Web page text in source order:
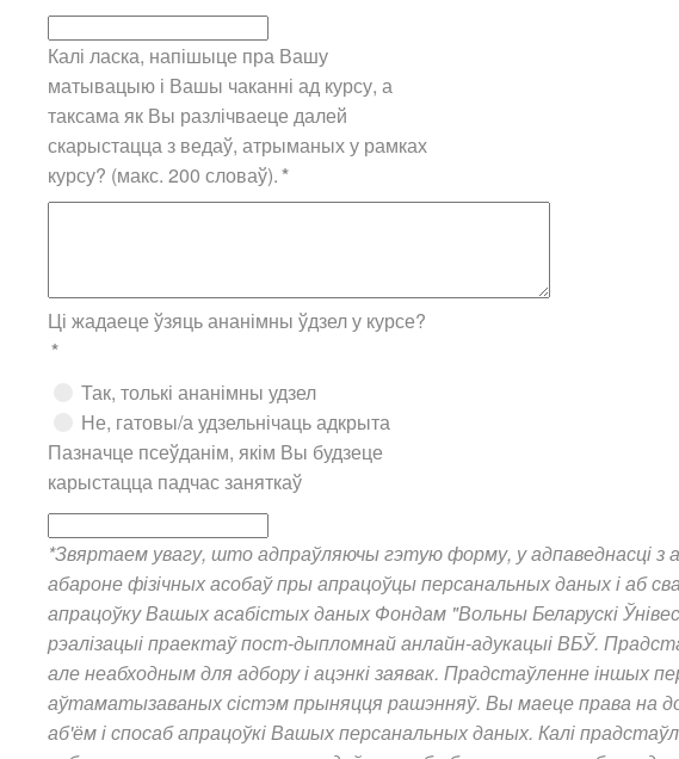
Калі ласка, напішыце пра Вашу
матывацыю і Вашы чаканні ад курсу, а
таксама як Вы разлічваеце далей
скарыстацца з ведаў, атрыманых у рамках
курсу? (макс. 200 словаў).*
Ці жадаеце ўзяць ананімны ўдзел у курсе?
*
Так, толькі ананімны удзел
Не, гатовы/а удзельнічаць адкрыта
Пазначце псеўданім, якім Вы будзеце
карыстацца падчас заняткаў
*Звяртаем увагу, што адпраўляючы гэтую форму, у адпаведнасці
абароне фізічных асобаў пры апрацоўцы персанальных даных і аб
апрацоўку Вашых асабістых даных Фондам "Вольны Беларускі
рэалізацыі праектаў пост-дыпломнай анлайн-адукацыі ВБЎ.
але неабходным для адбору і ацэнкі заявак. Прадстаўленне іншых
аўтаматызаваных сістэм прыняцця рашэнняў. Вы маеце права на
аб'ём і спосаб апрацоўкі Вашых персанальных даных. Калі